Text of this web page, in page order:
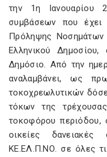
την 1η Ιανουαρίου
συμβάσεων που έχει
Πρόληψης
Ελληνικού Δημοσίου,
Δημόσιο. Από την
αναλαμβάνει, ως
τοκοχρεωλυτικών
τόκων της
τοκοφόρου περιόδου,
οικείες
ΚΕ.ΕΛ.Π.ΝΟ. σε όλες